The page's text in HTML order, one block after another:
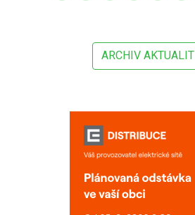
ARCHIV AKTUALIT